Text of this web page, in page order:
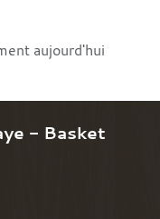
aujourd'hui
- Basket